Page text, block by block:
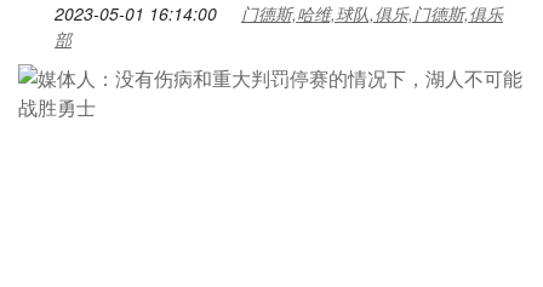
2023-05-01 16:14:00
门德斯,哈维,球队,俱乐,门德斯,俱乐
部